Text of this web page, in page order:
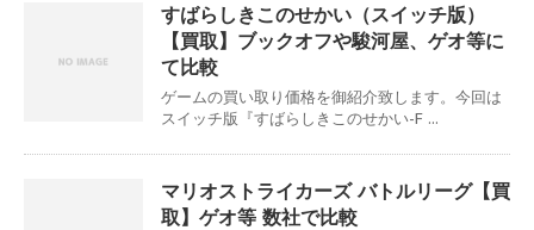
すばらしきこのせかい（スイッチ版）
【買取】ブックオフや駿河屋、ゲオ等に
て比較
ゲームの買い取り価格を御紹介致します。今回は
スイッチ版『すばらしきこのせかい-F ...
マリオストライカーズ バトルリーグ【買
取】ゲオ等 数社で比較